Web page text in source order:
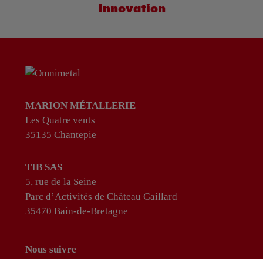
Innovation
MARION MÉTALLERIE
Les Quatre vents
35135 Chantepie
TIB SAS
5, rue de la Seine
Parc d’Activités de Château Gaillard
35470 Bain-de-Bretagne
Nous suivre